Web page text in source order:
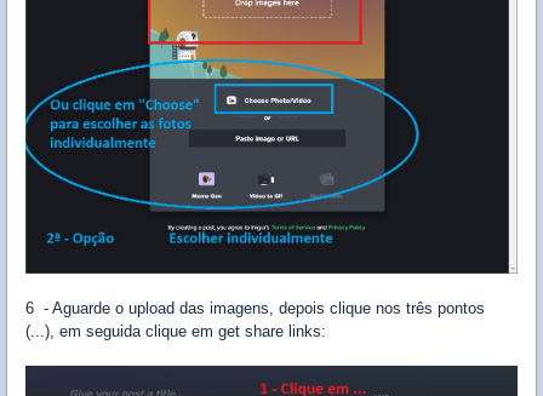
6 - Aguarde o upload das imagens, depois clique nos três pontos
(...), em seguida clique em get share links: